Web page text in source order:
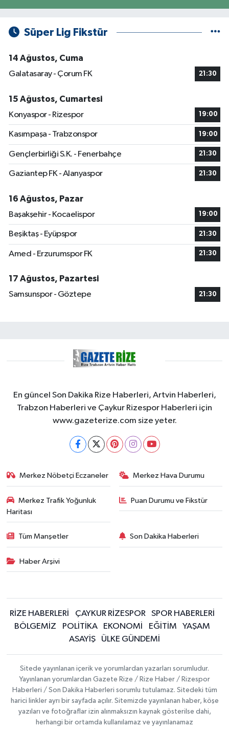
Süper Lig Fikstür
14 Ağustos, Cuma
Galatasaray - Çorum FK
21:30
15 Ağustos, Cumartesi
Konyaspor - Rizespor
19:00
Kasımpaşa - Trabzonspor 19:00
Gençlerbirliği S.K. - Fenerbahçe 21:30
Gaziantep FK - Alanyaspor 21:30
16 Ağustos, Pazar
Başakşehir - Kocaelispor
19:00
Beşiktaş - Eyüpspor 21:30
Amed - Erzurumspor FK 21:30
17 Ağustos, Pazartesi
Samsunspor - Göztepe
21:30
En güncel Son Dakika Rize Haberleri, Artvin Haberleri,
Trabzon Haberleri ve Çaykur Rizespor Haberleri için
www.gazeterize.com size yeter.
Merkez Nöbetçi Eczaneler Merkez Hava Durumu
Merkez Trafik Yoğunluk
Haritası
Puan Durumu ve Fikstür
Tüm Manşetler Son Dakika Haberleri
Haber Arşivi
RİZE HABERLERİ ÇAYKUR RİZESPOR
SPOR HABERLERİ
BÖLGEMİZ
POLİTİKA EKONOMİ EĞİTİM
YAŞAM
ASAYİŞ
ÜLKE GÜNDEMİ
Sitede yayınlanan içerik ve yorumlardan yazarları sorumludur.
Yayınlanan yorumlardan Gazete Rize / Rize Haber / Rizespor
Haberleri / Son Dakika Haberleri sorumlu tutulamaz. Sitedeki tüm
harici linkler ayrı bir sayfada açılır. Sitemizde yayınlanan haber, köşe
yazıları ve fotoğraflar izin alınmaksızın kaynak gösterilse dahi,
herhangi bir ortamda kullanılamaz ve yayınlanamaz